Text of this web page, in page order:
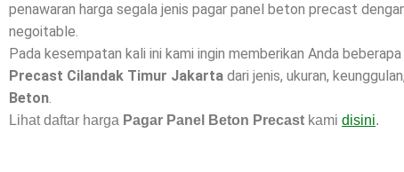
penawaran harga segala jenis pagar panel beton precast
negoitable.
Pada kesempatan kali ini kami ingin memberikan Anda
Precast Cilandak Timur Jakarta dari jenis, ukuran,
Beton.
Lihat daftar harga Pagar Panel Beton Precast kami disini.